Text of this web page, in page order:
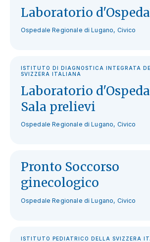
Laboratorio
Ospedale Regionale di Lugano, Civico
ISTITUTO DI DIAGNOSTICA INTEGRATA
SVIZZERA ITALIANA
Laboratorio
Sala prelievi
Ospedale Regionale di Lugano, Civico
Pronto Soccorso
ginecologico
Ospedale Regionale di Lugano, Civico
ISTITUTO PEDIATRICO DELLA SVIZZERA